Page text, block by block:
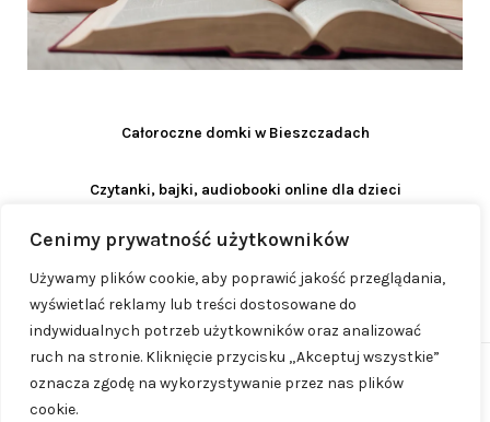
Cenimy prywatność użytkowników
Używamy plików cookie, aby poprawić jakość przeglądania,
wyświetlać reklamy lub treści dostosowane do
indywidualnych potrzeb użytkowników oraz analizować
ruch na stronie. Kliknięcie przycisku „Akceptuj wszystkie”
oznacza zgodę na wykorzystywanie przez nas plików
cookie.
Całoroczne domki w Bieszczadach
Czytanki, bajki, audiobooki online dla dzieci
© 2023 - 2026ProjektMama.pl| Realizacja:
www.woh.group